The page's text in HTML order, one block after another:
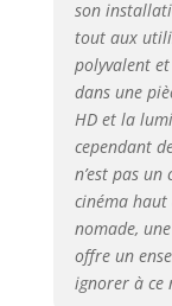
et
【
son
tout aux
polyvalent
dans une
HD et la
cependant
n’est pas
cinéma haut
nomade,
offre un
ignorer à ce